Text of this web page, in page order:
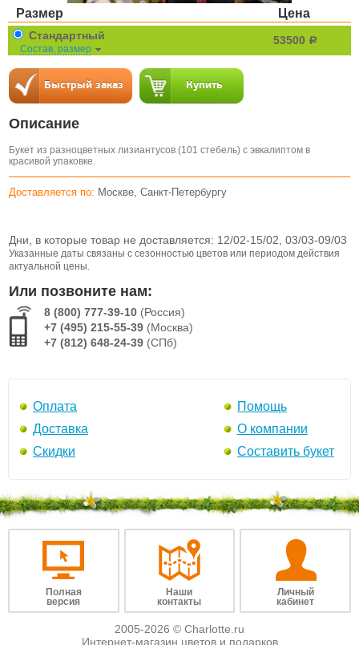
Размер Цена
Стандартный
Состав, размер
53500 a
Описание
Букет из разноцветных лизиантусов (101 стебель) с эвкалиптом в
красивой упаковке.
Доставляется по: Москве, Санкт-Петербургу
Дни, в которые товар не доставляется: 12/02-15/02, 03/03-09/03
Указанные даты связаны с сезонностью цветов или периодом действия
актуальной цены.
Или позвоните нам:
8 (800) 777-39-10 (Россия)
+7 (495) 215-55-39 (Москва)
+7 (812) 648-24-39 (СПб)
Оплата
Доставка
Скидки
Помощь
О компании
Составить букет
Полная
версия
Наши
контакты
Личный
кабинет
2005-2026 © Charlotte.ru
Интернет-магазин цветов и подарков